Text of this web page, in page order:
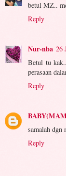
betul MZ..
Reply
Nur-nba 26
Betul tu
perasaan
Reply
samalah dgn
Reply